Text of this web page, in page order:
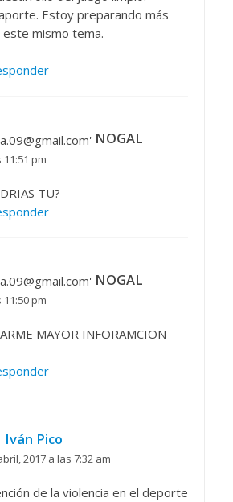
Estoy preparando más
mismo tema.
NOGAL
pm
TU?
NOGAL
pm
MAYOR INFORAMCION
Iván Pico
2017 a las 7:32 am
de la violencia en el deporte